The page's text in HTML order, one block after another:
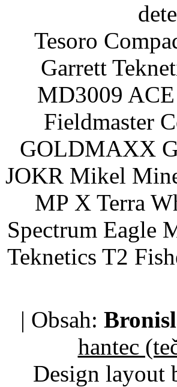
Tesoro
Garrett
MD3009
Fieldmaster
GOLDMAXX
JOKR Mikel
MP X Terra
Spectrum Eagle
Teknetics T2
| Obsah:
hantec
Design layout